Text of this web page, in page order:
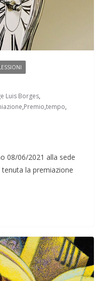
Luis Borges,
,Premio,tempo,
08/06/2021 alla sede
tenuta la premiazione